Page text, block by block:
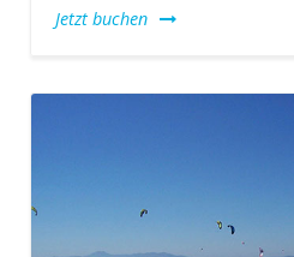
Jetzt buchen